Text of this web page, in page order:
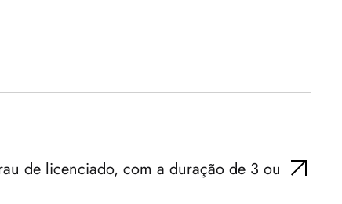
de licenciado, com a duração de 3 ou